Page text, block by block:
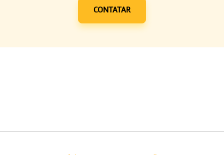
CONTATAR